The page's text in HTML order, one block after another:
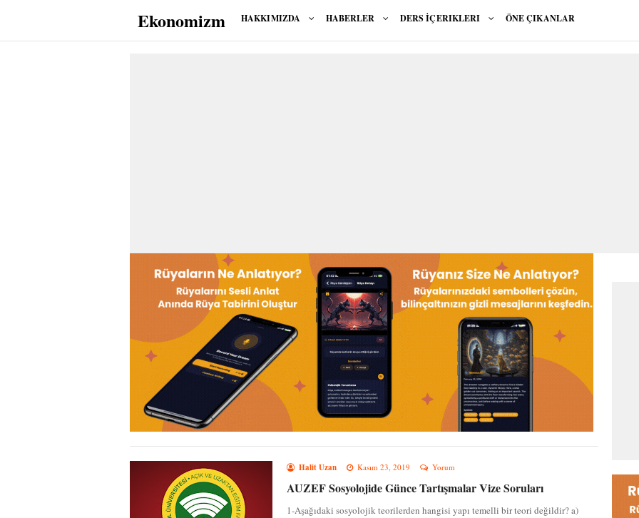
Ekonomizm HAKKIMIZDA HABERLER DERS İÇERIKLERI ÖNE ÇIKANLAR
Halit Uzan Kasım 23, 2019 Yorum
AUZEF Sosyolojide Günce Tartışmalar Vize Soruları
1-Aşağıdaki sosyolojik teorilerden hangisi yapı temelli bir teori değildir? a)